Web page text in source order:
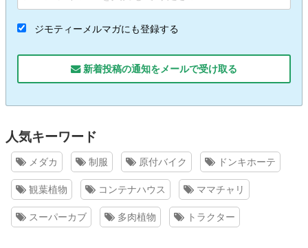
ジモティーメルマガにも登録する
新着投稿の通知をメールで受け取る
人気キーワード
メダカ 制服 原付バイク ドンキホーテ
観葉植物 コンテナハウス ママチャリ
スーパーカブ 多肉植物 トラクター